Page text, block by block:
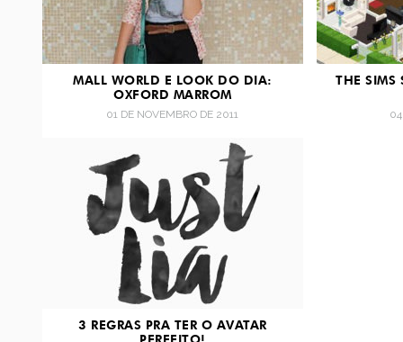
MALL WORLD E LOOK DO DIA:
OXFORD MARROM
01 DE NOVEMBRO DE 2011
THE SIMS
3 REGRAS PRA TER O AVATAR